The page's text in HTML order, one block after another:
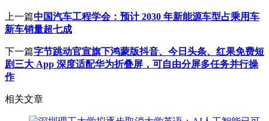
上一篇中国汽车工程学会：预计 2030 年新能源车型占乘用车
新车销量超七成
下一篇字节跳动官宣旗下鸿蒙版抖音、今日头条、红果免费短
剧三大 App 深度适配华为折叠屏，可自由分屏多任务并行操
作
相关文章